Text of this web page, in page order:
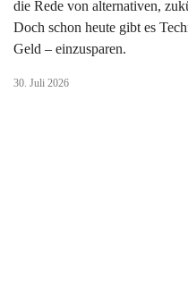
die Rede von alternativen,
Doch schon heute gibt es
Geld – einzusparen.
30. Juli 2026